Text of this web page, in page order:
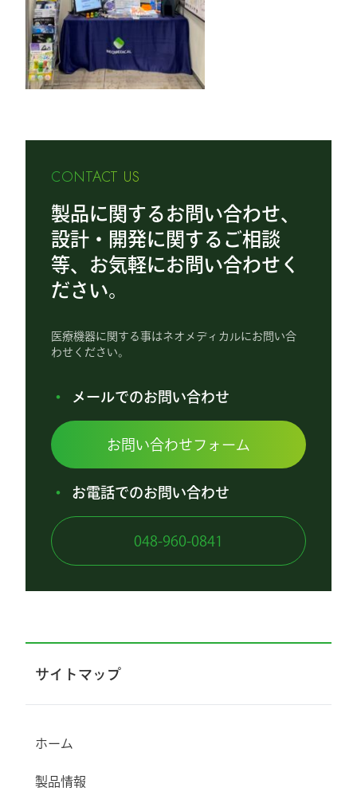
CONTACT US
製品に関するお問い合わせ、
設計・開発に関するご相談
等、お気軽にお問い合わせく
ださい。
医療機器に関する事はネオメディカルにお問い合
わせください。
メールでのお問い合わせ
お問い合わせフォーム
お電話でのお問い合わせ
048-960-0841
サイトマップ
ホーム
製品情報